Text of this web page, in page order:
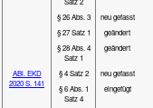
§ 26 Abs. 3
neu gefasst
§ 27 Satz 1
geändert
§ 28 Abs. 4
Satz 1
geändert
ABl. EKD
2020 S. 141
§ 4 Satz 2
neu gefasst
§ 6 Abs. 1
Satz 4
eingefügt